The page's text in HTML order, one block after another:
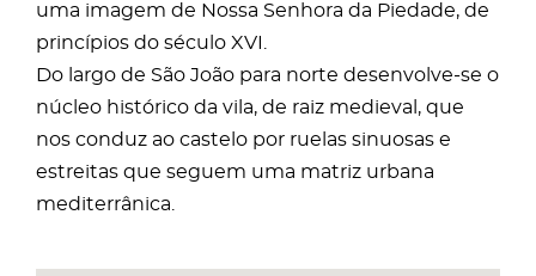
uma imagem de Nossa Senhora da Piedade, de
princípios do século XVI.
Do largo de São João para norte desenvolve-se o
núcleo histórico da vila, de raiz medieval, que
nos conduz ao castelo por ruelas sinuosas e
estreitas que seguem uma matriz urbana
mediterrânica.